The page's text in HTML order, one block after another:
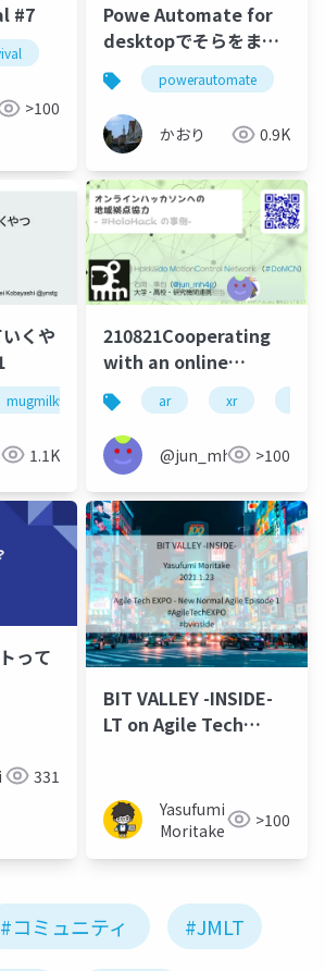
#7
>100
Powe Automate for
desktopでそらをまめ
にチェックしてます
powerautomate
かおり 0.9K
くや
mugmilk946
1.1K
210821Cooperating
with an online
hackathon as a
satellite venue for
regional locations
ar xr
@jun_mh4g>100
って
331
BIT VALLEY -INSIDE-
LT on Agile Tech
Yasufumi
Moritake
>100
#コミュニティ #JMLT